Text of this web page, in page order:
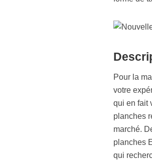
Pour la
votre
qui en fait
planches
marché.
planches
qui